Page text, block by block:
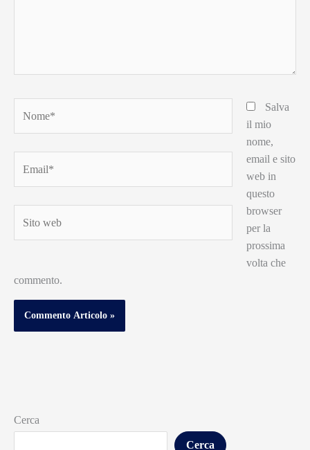
web
Salva
il mio
nome,
email e sito
web in
questo
browser
per la
prossima
volta che
commento.
Cerca
Cerca